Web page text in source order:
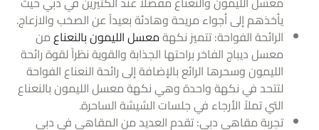
يأخذهم إلى أجواء مريحة وهادئة بعيداً عن الصخب والازعاج.
الرائحة الفواحة: تتميز نكهةمعسل الليمون بالنعناعمن
معسل ديباج الفاخر براحتها الجذابة والقوية نظراً لقوة رائحة
الليمون وسحرها الرائع بالإضافة إلى رائحة النعناع الفواحة
لتتحد في نكهة واحدة وهي نكهة معسل الليمون بالنعناع
التي تملاً الأرجاء في جلسات الشيشة الساحرة.
تجربة مقاهي دبي: تقدم العديد من المقاهي في دبي